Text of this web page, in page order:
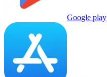
Google play